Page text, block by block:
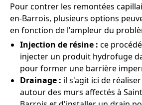
Pour contrer les remontées
en-Barrois, plusieurs options
en fonction de l'ampleur du
Injection de résine : ce
injecter un produit hydrofuge
pour former une barrière
Drainage : il s'agit ici de
autour des murs affectés à